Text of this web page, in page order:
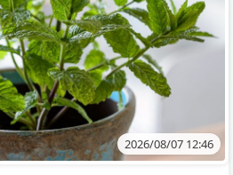
2026/08/07 12:46